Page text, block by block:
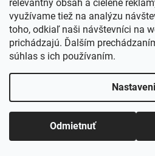
relevantný obsah a cielené
využívame tiež na analýzu
toho, odkiaľ naši návštevníci na
prichádzajú. Ďalším
súhlas s ich používaním.
Odmietnuť
V Tentation nie ste len
inšpiráciou. Nahliadnite do našich
začítajte sa do nášhoblogu
oblečenie, ktoré bolo vybrané
Vstúpte a doprajte si malé